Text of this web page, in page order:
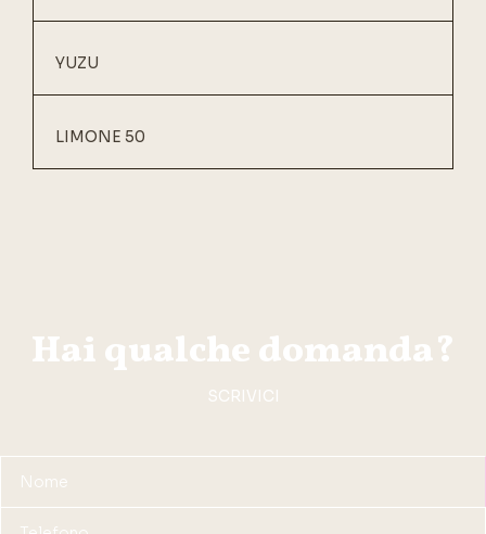
YUZU
LIMONE 50
Hai qualche domanda?
SCRIVICI